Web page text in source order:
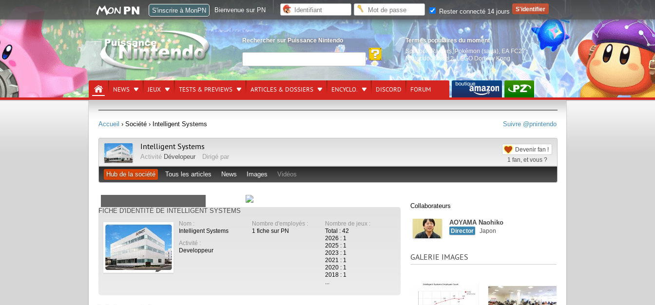
Rechercher sur Puissance Nintendo
Termes populaires du moment
Splatoon Raiders, Pokémon (saga) EA FC27,
Nintendo Switch 2,LEGO Donkey Kong
NEWS JEUX TESTS & PREVIEWS ARTICLES & DOSSIERS ENCYCLO. DISCORD FORUM
Suivre @pnintendo
Accueil › Société › Intelligent Systems
Devenir fan !
1 fan, et vous ?
Intelligent Systems
Activité Dévelopeur Dirigé par
Hub de la société Tous les articles News Images Vidéos
FICHE D'IDENTITÉ DE INTELLIGENT SYSTEMS
Nom :
Intelligent Systems
Activité :
Developpeur
Nombre d'employés :
1 fiche sur PN
Nombre de jeux :
Total : 42
2026 : 1
2025 : 1
2023 : 1
2021 : 1
2020 : 1
2018 : 1
Collaborateurs
AOYAMA Naohiko
Director Japon
GALERIE IMAGES
S'inscrire à MonPN Bienvenue sur PN Rester connecté 14 jours